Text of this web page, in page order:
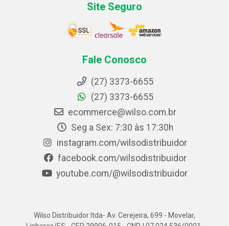
Site Seguro
Fale Conosco
(27) 3373-6655
(27) 3373-6655
ecommerce@wilso.com.br
Seg a Sex: 7:30 às 17:30h
instagram.com/wilsodistribuidor
facebook.com/wilsodistribuidor
youtube.com/@wilsodistribuidor
Wilso Distribuidor ltda- Av. Cerejeira, 699 - Movelar,